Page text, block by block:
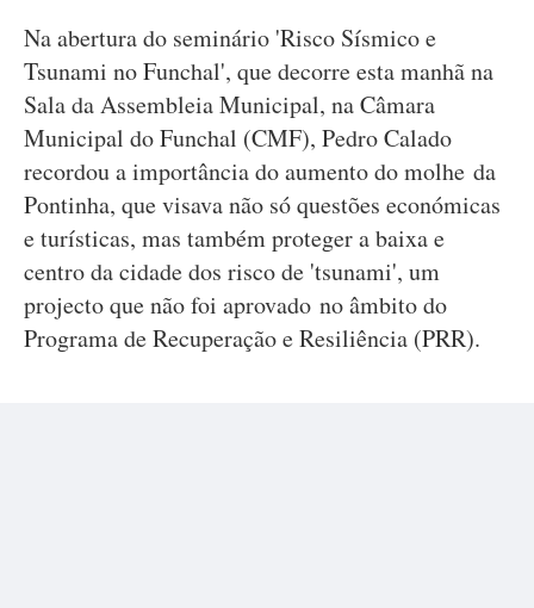
Na abertura do seminário 'Risco Sísmico e
Tsunami no Funchal', que decorre esta manhã na
Sala da Assembleia Municipal, na Câmara
Municipal do Funchal (CMF), Pedro Calado
recordou a importância do aumento do molhe da
Pontinha, que visava não só questões económicas
e turísticas, mas também proteger a baixa e
centro da cidade dos risco de 'tsunami', um
projecto que não foi aprovado no âmbito do
Programa de Recuperação e Resiliência (PRR).